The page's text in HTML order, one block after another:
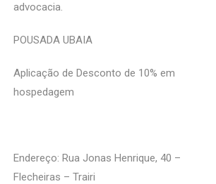
advocacia.
POUSADA UBAIA
Aplicação de Desconto de 10% em
hospedagem
Endereço: Rua Jonas Henrique, 40 –
Flecheiras – Trairi